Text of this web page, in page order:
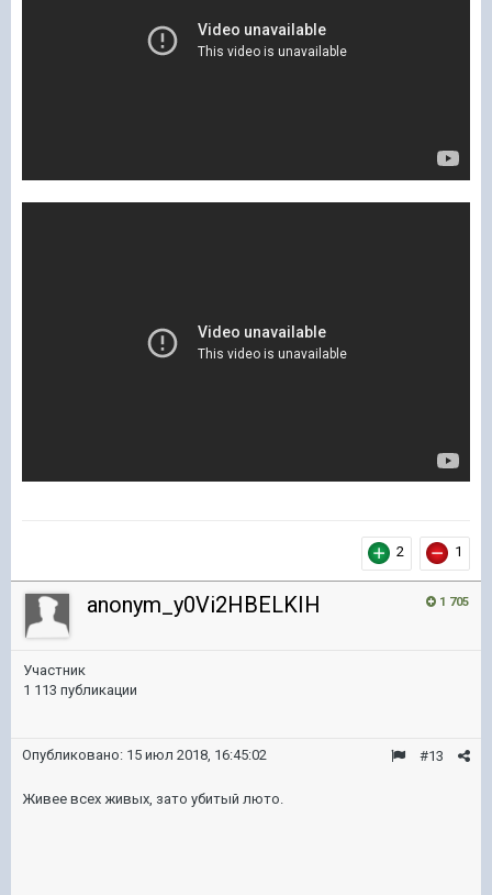
2 1
1 705
anonym_y0Vi2HBELKIH
Участник
1 113 публикации
#13
Опубликовано: 15 июл 2018, 16:45:02
Живее всех живых, зато убитый люто.